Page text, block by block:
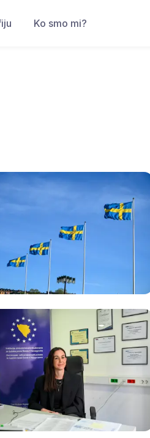
Ko smo mi?